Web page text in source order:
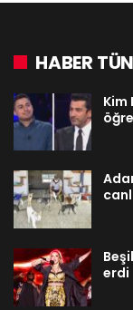
HABER
Kim
erdi